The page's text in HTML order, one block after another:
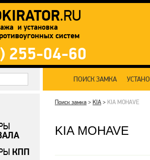
.RU
и установка
систем
255-04-60
ПОИСК ЗАМКА
Поиск замка > KIA > KIA MOHAVE
KIA MOHAVE
КПП